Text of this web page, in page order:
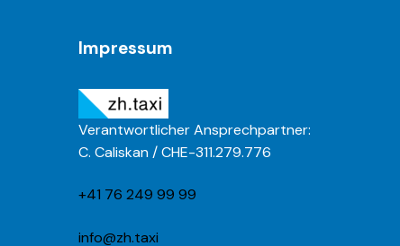
Impressum
Verantwortlicher Ansprechpartner:
C. Caliskan / CHE-311.279.776
+41 76 249 99 99
info@zh.taxi